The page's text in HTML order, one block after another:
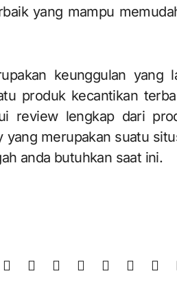
yang mampu
keunggulan yang
produk kecantikan
review lengkap dari
yang merupakan suatu
anda butuhkan saat ini.